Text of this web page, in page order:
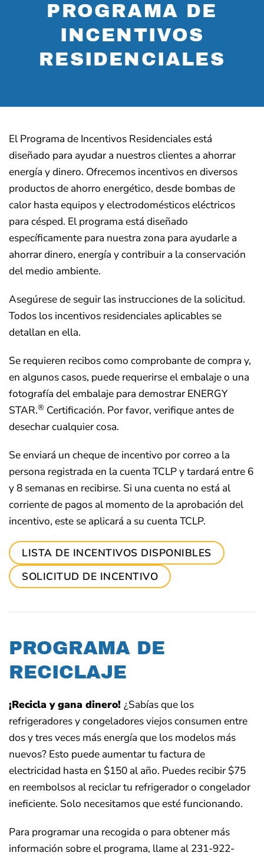
PROGRAMA DE
INCENTIVOS
RESIDENCIALES
El Programa de Incentivos Residenciales está
diseñado para ayudar a nuestros clientes a ahorrar
energía y dinero. Ofrecemos incentivos en diversos
productos de ahorro energético, desde bombas de
calor hasta equipos y electrodomésticos eléctricos
para césped. El programa está diseñado
específicamente para nuestra zona para ayudarle a
ahorrar dinero, energía y contribuir a la conservación
del medio ambiente.
Asegúrese de seguir las instrucciones de la solicitud.
Todos los incentivos residenciales aplicables se
detallan en ella.
Se requieren recibos como comprobante de compra y,
en algunos casos, puede requerirse el embalaje o una
fotografía del embalaje para demostrar ENERGY
STAR.® Certificación. Por favor, verifique antes de
desechar cualquier cosa.
Se enviará un cheque de incentivo por correo a la
persona registrada en la cuenta TCLP y tardará entre 6
y 8 semanas en recibirse. Si una cuenta no está al
corriente de pagos al momento de la aprobación del
incentivo, este se aplicará a su cuenta TCLP.
LISTA DE INCENTIVOS DISPONIBLES
SOLICITUD DE INCENTIVO
PROGRAMA DE
RECICLAJE
¡Recicla y gana dinero! ¿Sabías que los
refrigeradores y congeladores viejos consumen entre
dos y tres veces más energía que los modelos más
nuevos? Esto puede aumentar tu factura de
electricidad hasta en $150 al año. Puedes recibir $75
en reembolsos al reciclar tu refrigerador o congelador
ineficiente. Solo necesitamos que esté funcionando.
Para programar una recogida o para obtener más
información sobre el programa, llame al 231-922-